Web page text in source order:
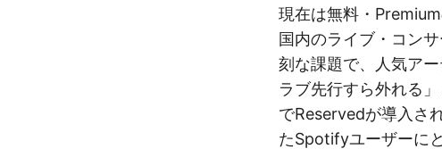
現在は無料・
国内のライブ・コン
刻な課題で、人気ア
ラブ先行すら外れる
でReservedが導入さ
たSpotifyユーザーに